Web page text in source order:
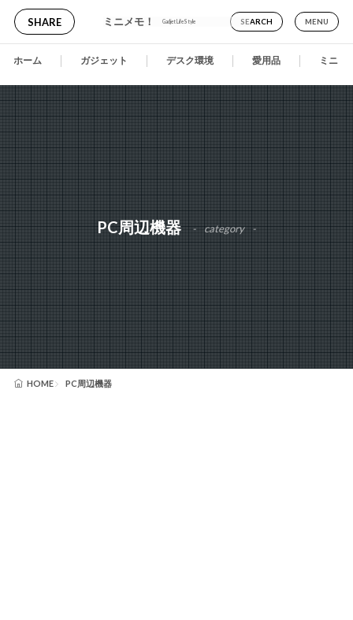
ミニメモ！ Gadjet LifeStyle
SHARE SEARCH MENU
ホーム ガジェット デスク環境 愛用品 ミニメ
PC周辺機器 category
HOME PC周辺機器